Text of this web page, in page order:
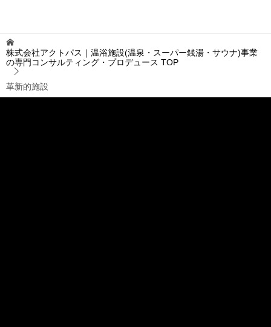
株式会社アクトパス｜温浴施設(温泉・スーパー銭湯・サウナ)事業
の専門コンサルティング・プロデュース TOP
革新的施設